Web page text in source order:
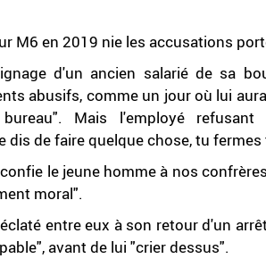
M6 en 2019 nie les accusations
d'un ancien salarié de sa
abusifs, comme un jour où lui
Mais l'employé refusant
dis de faire quelque chose, tu
le jeune homme à nos
moral".
entre eux à son retour d'un
avant de lui "crier dessus".